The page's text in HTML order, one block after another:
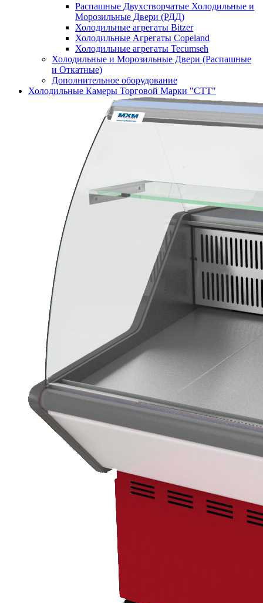
Распашные Двухстворчатые Холодильные и
Морозильные Двери (РДД)
Холодильные агрегаты Bitzer
Холодильные Агрегаты Copeland
Холодильные агрегаты Tecumseh
Холодильные и Морозильные Двери (Распашные
и Откатные)
Дополнительное оборудование
Холодильные Камеры Торговой Марки "СТТ"